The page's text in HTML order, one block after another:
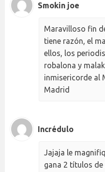
Smokin joe
Maravilloso fin
tiene razón, el
ellos, los
robalona y
inmisericorde al
Madrid
Incrédulo
Jajaja le
gana 2 títulos de